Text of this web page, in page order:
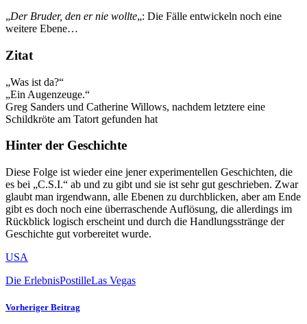
„Der Bruder, den er nie wollte„: Die Fälle entwickeln noch eine
weitere Ebene…
Zitat
„Was ist da?“
„Ein Augenzeuge.“
Greg Sanders und Catherine Willows, nachdem letztere eine
Schildkröte am Tatort gefunden hat
Hinter der Geschichte
Diese Folge ist wieder eine jener experimentellen Geschichten, die
es bei „C.S.I.“ ab und zu gibt und sie ist sehr gut geschrieben. Zwar
glaubt man irgendwann, alle Ebenen zu durchblicken, aber am Ende
gibt es doch noch eine überraschende Auflösung, die allerdings im
Rückblick logisch erscheint und durch die Handlungsstränge der
Geschichte gut vorbereitet wurde.
USA
Die ErlebnisPostilleLas Vegas
Vorheriger Beitrag